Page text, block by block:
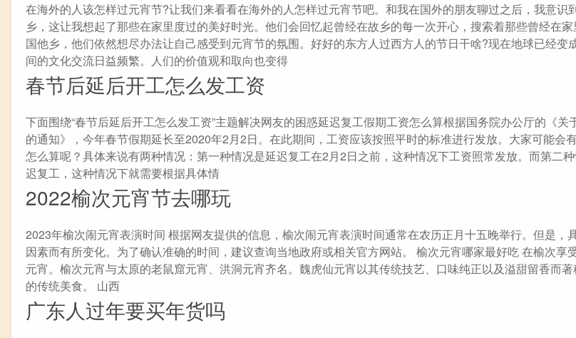
在海外的人该怎样过元宵节?让我们来看看在海外的人怎样过元宵节吧。和我在国外的朋友聊过之后，我意识
乡，这让我想起了那些在家里度过的美好时光。他们会回忆起曾经在故乡的每一次开心，搜索着那些曾经在
国他乡，他们依然想尽办法让自己感受到元宵节的氛围。好好的东方人过西方人的节日干啥?现在地球已经变
间的文化交流日益频繁。人们的价值观和取向也变得
春节后延后开工怎么发工资
下面围绕“春节后延后开工怎么发工资”主题解决网友的困惑延迟复工假期工资怎么算根据国务院办公厅的《关
的通知》，今年春节假期延长至2020年2月2日。在此期间，工资应该按照平时的标准进行发放。大家可能会
怎么算呢？具体来说有两种情况：第一种情况是延迟复工在2月2日之前，这种情况下工资照常发放。而第二
迟复工，这种情况下就需要根据具体情
2022榆次元宵节去哪玩
2023年榆次闹元宵表演时间 根据网友提供的信息，榆次闹元宵表演时间通常在农历正月十五晚举行。但是，
因素而有所变化。为了确认准确的时间，建议查询当地政府或相关官方网站。 榆次元宵哪家最好吃 在榆次享
元宵。榆次元宵与太原的老鼠窟元宵、洪洞元宵齐名。魏虎仙元宵以其传统技艺、口味纯正以及溢甜留香而
的传统美食。 山西
广东人过年要买年货吗